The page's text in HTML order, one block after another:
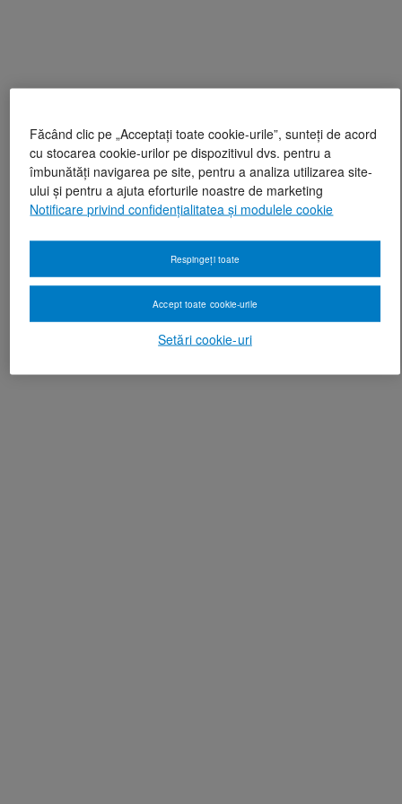
Făcând clic pe „Acceptați toate cookie-urile”, sunteți de acord
cu stocarea cookie-urilor pe dispozitivul dvs. pentru a
îmbunătăți navigarea pe site, pentru a analiza utilizarea site-
ului și pentru a ajuta eforturile noastre de marketing
Notificare privind confidențialitatea și modulele cookie
Setări cookie-uri
Respingeți toate
Accept toate cookie-urile